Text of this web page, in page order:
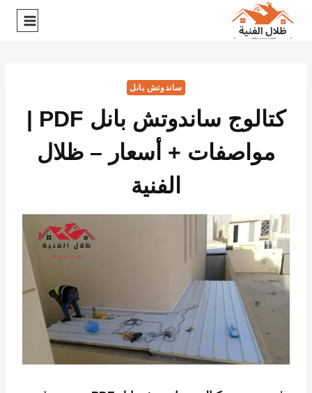
ساندوتش بانل
كتالوج ساندوتش بانل PDF |
مواصفات + أسعار – ظلال
الفنية